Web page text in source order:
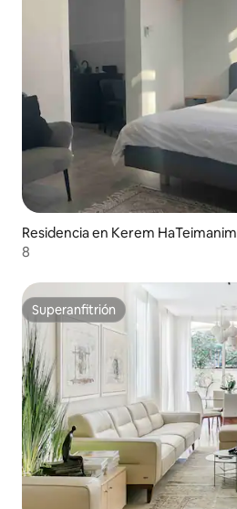
Residencia en Kerem HaTeimanim
8
Superanfitrión
Superanfitrión